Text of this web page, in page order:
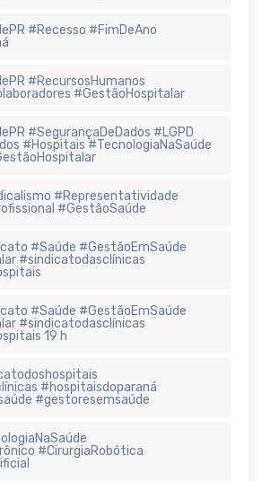
#Recesso #FimDeAno
#RecursosHumanos
#GestãoHospitalar
#SegurançaDeDados #LGPD
#Hospitais #TecnologiaNaSaúde
#Representatividade
#GestãoSaúde
#Saúde #GestãoEmSaúde
#sindicatodasclínicas
#Saúde #GestãoEmSaúde
#sindicatodasclínicas
19 h
#hospitaisdoparaná
#gestoresemsaúde
#CirurgiaRobótica